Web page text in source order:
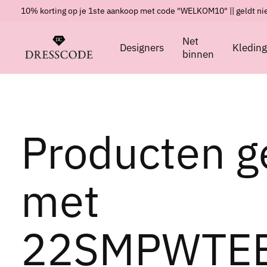
10% korting op je 1ste aankoop met code "WELKOM10" || geldt
Designers
Net
binnen
Kleding
Producten
met